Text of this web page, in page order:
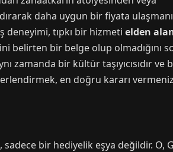
daha uygun bir fiyata
deneyimi, tıpkı bir hizmeti elden
belirten bir belge olup olmadığını
zamanda bir kültür taşıyıcısıdır ve
en doğru kararı
sadece bir hediyelik eşya değildir. O,